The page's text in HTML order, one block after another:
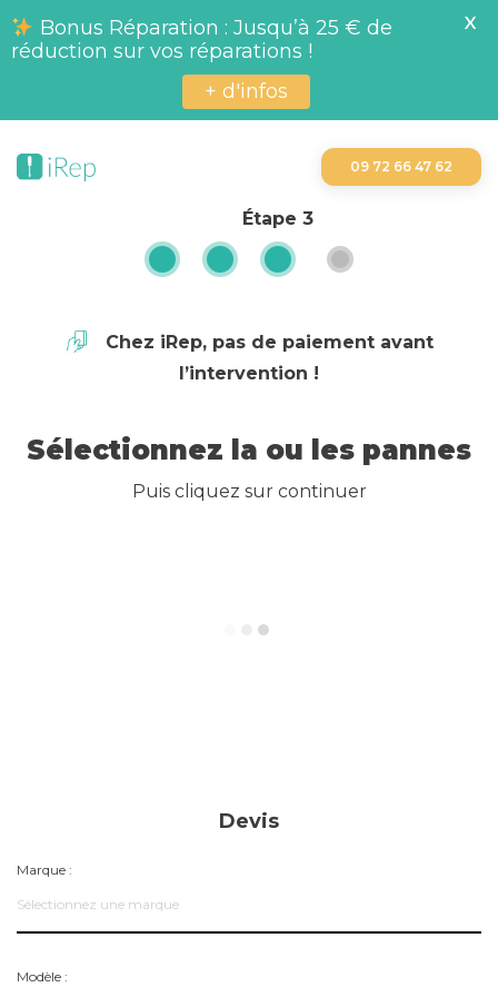
Étape 3
09 72 66 47 62
Chez iRep, pas de paiement avant
l’intervention !
Sélectionnez la ou les pannes
Puis cliquez sur continuer
Devis
Marque :
Sélectionnez une marque
Modèle :
Bonus Réparation : Jusqu’à 25 € de
réduction sur vos réparations !
+ d'infos
X